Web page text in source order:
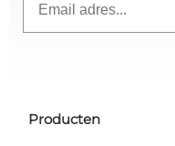
Producten
Schrijf je in
op de